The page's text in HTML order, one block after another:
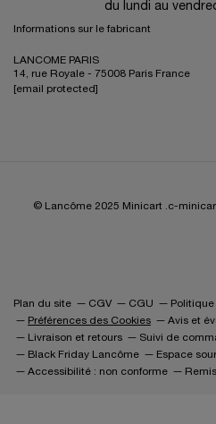
du lundi au
Informations sur le fabricant
LANCOME PARIS
14, rue Royale - 75008 Paris France
[email protected]
© Lancôme 2025 Minicart .c-
Plan du site CGV CGU
Préférences des Cookies
Avis et
Livraison et retours
Suivi de
Black Friday Lancôme
Espace
Accessibilité : non conforme